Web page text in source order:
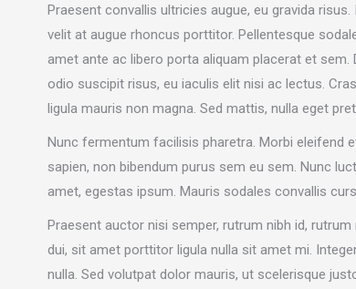
Praesent convallis ultricies augue, eu gravida
velit at augue rhoncus porttitor. Pellentesque
amet ante ac libero porta aliquam placerat et
odio suscipit risus, eu iaculis elit nisi ac lectus.
ligula mauris non magna. Sed mattis, nulla eget
Nunc fermentum facilisis pharetra. Morbi eleifend
sapien, non bibendum purus sem eu sem. Nunc
amet, egestas ipsum. Mauris sodales convallis
Praesent auctor nisi semper, rutrum nibh id,
dui, sit amet porttitor ligula nulla sit amet mi.
nulla. Sed volutpat dolor mauris, ut scelerisque